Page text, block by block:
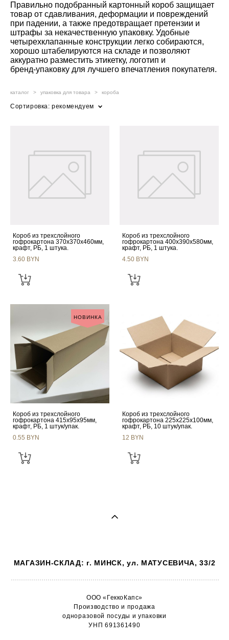
Правильно подобранный картонный короб защищает
товар от сдавливания, деформации и повреждений
при падении, а также предотвращает претензии и
штрафы за некачественную упаковку. Удобные
четырехклапанные конструкции легко собираются,
хорошо штабелируются на складе и позволяют
аккуратно разместить этикетку, логотип и
бренд‑упаковку для лучшего впечатления покупателя.
каталог > упаковка для товара > короба
Сортировка: рекомендуем
Короб из трехслойного
гофрокартона 370х370х460мм,
крафт, РБ, 1 штука.
3.60 BYN
Короб из трехслойного
гофрокартона 400х390х580мм,
крафт, РБ, 1 штука.
4.50 BYN
НОВИНКА
Короб из трехслойного
гофрокартона 415х95х95мм,
крафт, РБ, 1 штук/упак.
0.55 BYN
Короб из трехслойного
гофрокартона 225х225х100мм,
крафт, РБ, 10 штук/упак.
12 BYN
МАГАЗИН-СКЛАД: г. МИНСК, ул. МАТУСЕВИЧА, 33/2
ООО «ГеккоКапс»
Производство и продажа
одноразовой посуды и упаковки
УНП 691361490